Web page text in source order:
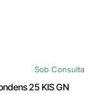
Sob Consulta
25 KIS GN